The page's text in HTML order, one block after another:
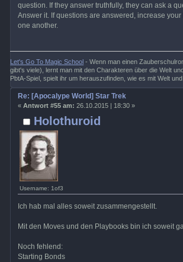
question. If they answer truthfully, they can ask a
Answer it. If questions are answered, increase
one another.
Let's Go To Magic School - Wenn man einen
gibt's viele), lernt man mit den Charakteren über die Welt
PbtA-Spiel, spielt ihr um herauszufinden, wie es mit Welt und
Holothuroid
Username: 1of3
Re: [Apocalype World] Star Trek
« Antwort #55 am: 26.10.2015 | 18:30 »
Ich hab mal alles soweit zusammengestellt.
Mit den Moves und den Playbooks bin ich soweit
Noch fehlend:
Starting Bonds